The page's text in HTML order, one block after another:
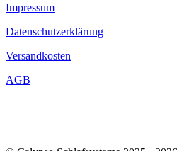
Impressum
Datenschutzerklärung
Versandkosten
AGB